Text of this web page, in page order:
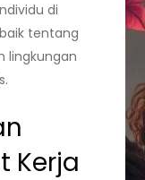
di
tentang
lingkungan
Kerja